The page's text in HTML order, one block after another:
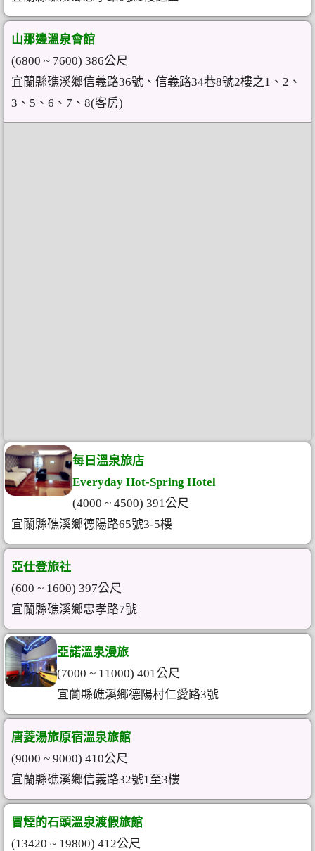
山那邊溫泉會館
(6800 ~ 7600) 386公尺
宜蘭縣礁溪鄉信義路36號、信義路34巷8號2樓之1、2、
3、5、6、7、8(客房)
每日溫泉旅店
Everyday Hot-Spring Hotel
(4000 ~ 4500) 391公尺
宜蘭縣礁溪鄉德陽路65號3-5樓
亞仕登旅社
(600 ~ 1600) 397公尺
宜蘭縣礁溪鄉忠孝路7號
亞諾溫泉漫旅
(7000 ~ 11000) 401公尺
宜蘭縣礁溪鄉德陽村仁愛路3號
唐菱湯旅原宿溫泉旅館
(9000 ~ 9000) 410公尺
宜蘭縣礁溪鄉信義路32號1至3樓
冒煙的石頭溫泉渡假旅館
(13420 ~ 19800) 412公尺